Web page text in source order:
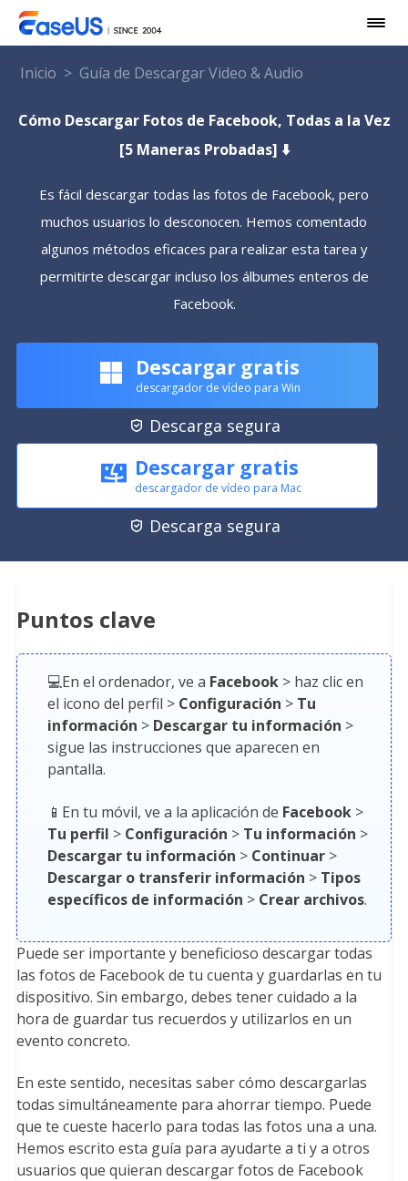
Inicio > Guía de Descargar Video & Audio
Cómo Descargar Fotos de Facebook, Todas a la Vez
[5 Maneras Probadas] ⬇️
Es fácil descargar todas las fotos de Facebook, pero
muchos usuarios lo desconocen. Hemos comentado
algunos métodos eficaces para realizar esta tarea y
permitirte descargar incluso los álbumes enteros de
Facebook.
Descargar gratis
descargador de vídeo para Win
 Descarga segura
Descargar gratis
descargador de vídeo para Mac
 Descarga segura
Puntos clave
💻En el ordenador, ve a Facebook> haz clic en
el icono del perfil > Configuración > Tu
información > Descargar tu información >
sigue las instrucciones que aparecen en
pantalla.
📱En tu móvil, ve a la aplicación de Facebook>
Tu perfil > Configuración > Tu información >
Descargar tu información > Continuar>
Descargar o transferir información > Tipos
específicos de información > Crear archivos.
Puede ser importante y beneficioso descargar todas
las fotos de Facebook de tu cuenta y guardarlas en tu
dispositivo. Sin embargo, debes tener cuidado a la
hora de guardar tus recuerdos y utilizarlos en un
evento concreto.
En este sentido, necesitas saber cómo descargarlas
todas simultáneamente para ahorrar tiempo. Puede
que te cueste hacerlo para todas las fotos una a una.
Hemos escrito esta guía para ayudarte a ti y a otros
usuarios que quieran descargar fotos de Facebook